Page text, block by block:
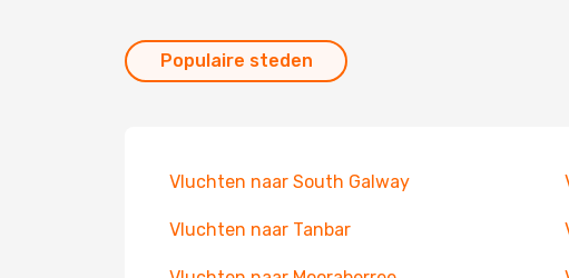
Populaire steden
Vluchten naar South Galway
Vluchten naar Tanbar